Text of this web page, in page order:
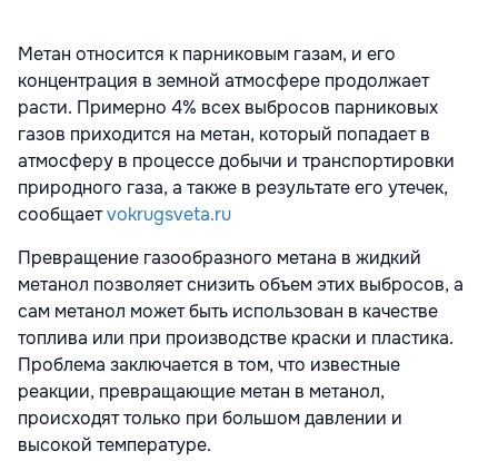
Метан относится к парниковым газам, и его
концентрация в земной атмосфере продолжает
расти. Примерно 4% всех выбросов парниковых
газов приходится на метан, который попадает в
атмосферу в процессе добычи и транспортировки
природного газа, а также в результате его утечек,
сообщаетvokrugsveta.ru
Превращение газообразного метана в жидкий
метанол позволяет снизить объем этих выбросов, а
сам метанол может быть использован в качестве
топлива или при производстве краски и пластика.
Проблема заключается в том, что известные
реакции, превращающие метан в метанол,
происходят только при большом давлении и
высокой температуре.